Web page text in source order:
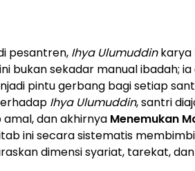
pesantren, Ihya Ulumuddinkarya
bukan sekadar manual ibadah;
pintu gerbang bagi setiap
Ihya Ulumuddin, santri
dan akhirnya Menemukan
ini secara sistematis
dimensi syariat, tarekat,